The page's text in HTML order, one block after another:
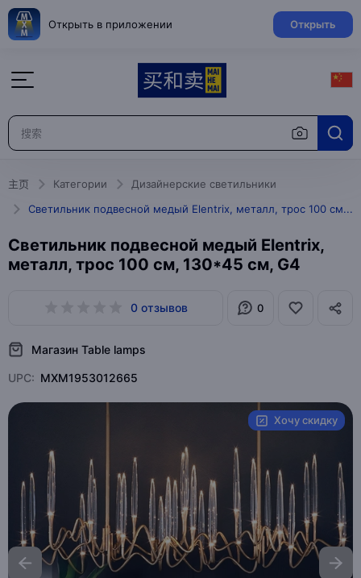
Открыть в приложении Открыть
主页 Категории
Дизайнерские светильники
Светильник подвесной медый Elentrix, металл, трос 100 см, 130*45 см, G4
Светильник подвесной медый Elentrix,
металл, трос 100 см, 130*45 см, G4
0 отзывов 0
Магазин Table lamps
UPC: MXM1953012665
Хочу скидку